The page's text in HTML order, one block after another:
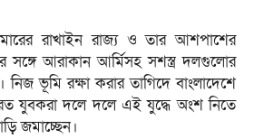
রাখাইন রাজ্য ও তার আশপাশের
সঙ্গে আরাকান আর্মিসহ সশস্ত্র দলগুলোর
নিজ ভূমি রক্ষা করার তাগিদে বাংলাদেশে
যুবকরা দলে দলে এই যুদ্ধে অংশ নিতে
জমাচ্ছেন।